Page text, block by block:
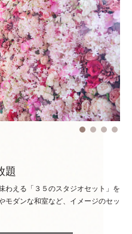
題
わえる「３５のスタジオセット」を
モダンな和室など、イメージのセッ